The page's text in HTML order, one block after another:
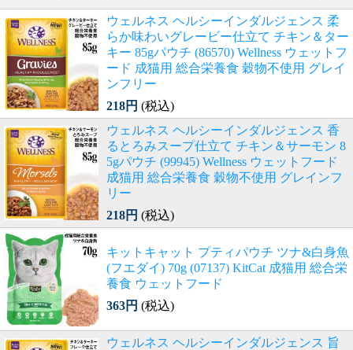
ウェルネス ヘルシーインダルジェンス 柔
らか味わいグレービー仕立て チキン＆ター
キー 85gパウチ (86570) Wellness ウェットフ
ード 成猫用 総合栄養食 穀物不使用 グレイ
ンフリー
218円 (税込)
ウェルネス ヘルシーインダルジェンス 香
るとろみスープ仕立て チキン＆サーモン 8
5gパウチ (99945) Wellness ウェットフード
成猫用 総合栄養食 穀物不使用 グレインフ
リー
218円 (税込)
キットキャット プティパウチ ツナ&白身魚
(フエダイ) 70g (07137) KitCat 成猫用 総合栄
養食 ウェットフード
363円 (税込)
ウェルネス ヘルシーインダルジェンス 旨